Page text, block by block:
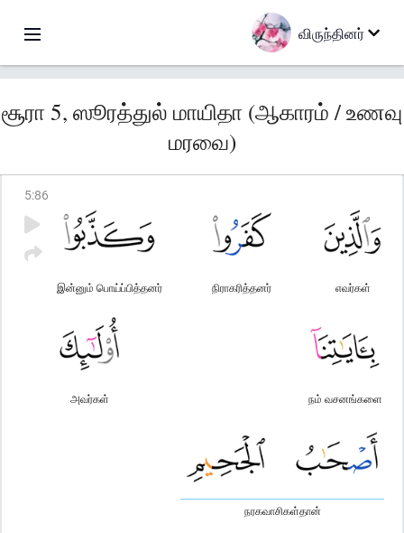
விருந்தினர்
சூரா 5, ஸூரத்துல் மாயிதா (ஆகாரம் / உணவு
மரவை)
5:86
எவர்கள்
நிராகரித்தனர்
இன்னும் பொய்ப்பித்தனர்
நம் வசனங்களை
அவர்கள்
நரகவாசிகள்தான்